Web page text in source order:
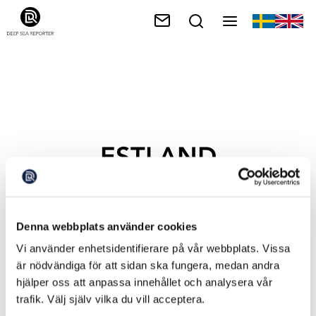
Denna webbplats använder cookies
Vi använder enhetsidentifierare på vår webbplats. Vissa
är nödvändiga för att sidan ska fungera, medan andra
hjälper oss att anpassa innehållet och analysera vår
trafik. Välj själv vilka du vill acceptera.
ESTLAND